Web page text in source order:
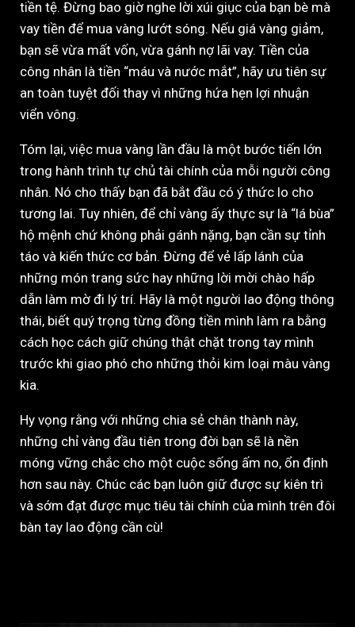
tiền tệ. Đừng bao giờ nghe lời xúi giục của bạn bè mà
vay tiền để mua vàng lướt sóng. Nếu giá vàng giảm,
bạn sẽ vừa mất vốn, vừa gánh nợ lãi vay. Tiền của
công nhân là tiền “máu và nước mắt”, hãy ưu tiên sự
an toàn tuyệt đối thay vì những hứa hẹn lợi nhuận
viển vông.
Tóm lại, việc mua vàng lần đầu là một bước tiến lớn
trong hành trình tự chủ tài chính của mỗi người công
nhân. Nó cho thấy bạn đã bắt đầu có ý thức lo cho
tương lai. Tuy nhiên, để chỉ vàng ấy thực sự là “lá bùa”
hộ mệnh chứ không phải gánh nặng, bạn cần sự tỉnh
táo và kiến thức cơ bản. Đừng để vẻ lấp lánh của
những món trang sức hay những lời mời chào hấp
dẫn làm mờ đi lý trí. Hãy là một người lao động thông
thái, biết quý trọng từng đồng tiền mình làm ra bằng
cách học cách giữ chúng thật chặt trong tay mình
trước khi giao phó cho những thỏi kim loại màu vàng
kia.
Hy vọng rằng với những chia sẻ chân thành này,
những chỉ vàng đầu tiên trong đời bạn sẽ là nền
móng vững chắc cho một cuộc sống ấm no, ổn định
hơn sau này. Chúc các bạn luôn giữ được sự kiên trì
và sớm đạt được mục tiêu tài chính của mình trên đôi
bàn tay lao động cần cù!